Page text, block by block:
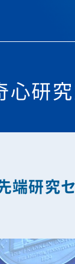
心
端研究
術